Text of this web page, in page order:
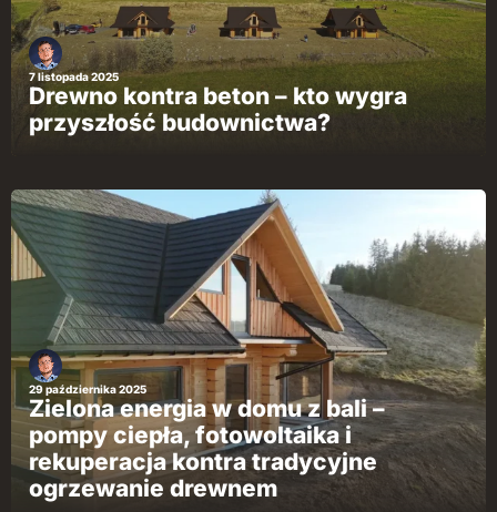
7 listopada 2025
Drewno kontra beton – kto wygra
przyszłość budownictwa?
29 października 2025
Zielona energia w domu z bali –
pompy ciepła, fotowoltaika i
rekuperacja kontra tradycyjne
ogrzewanie drewnem